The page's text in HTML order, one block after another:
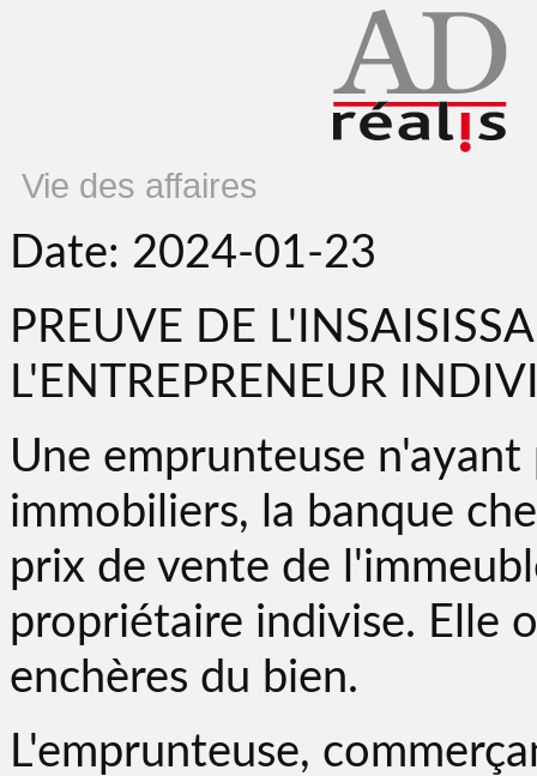
Vie des affaires
Date: 2024-01-23
PREUVE DE
L'ENTREPRENEUR
Une emprunteuse
immobiliers, la banque
prix de vente de
propriétaire indivise. Elle
enchères du bien.
L'emprunteuse,